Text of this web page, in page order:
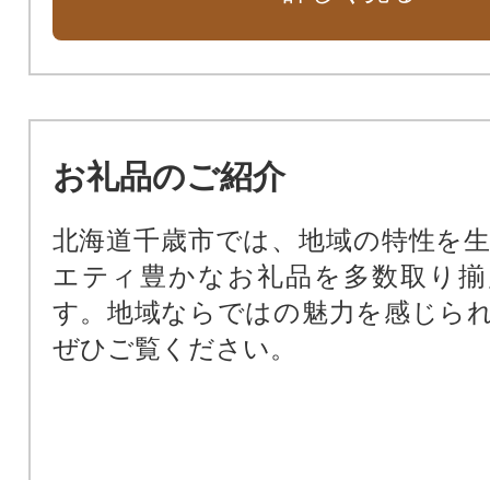
お礼品のご紹介
北海道千歳市では、地域の特性を
エティ豊かなお礼品を多数取り
す。地域ならではの魅力を感じら
ぜひご覧ください。